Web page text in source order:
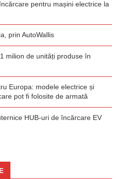
pentru mașini electrice la
prin AutoWallis
milion de unități produse în
Europa: modele electrice și
pot fi folosite de armată
HUB-uri de încărcare EV